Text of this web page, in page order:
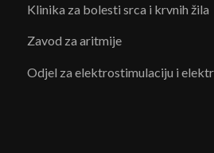
Klinika za bolesti srca i krvnih žila
Zavod za aritmije
Odjel za elektrostimulaciju i